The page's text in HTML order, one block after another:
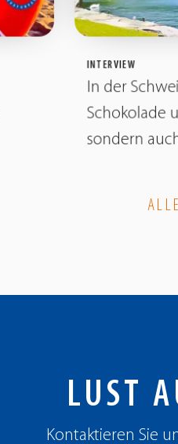
INTERVIEW
In der
Schokolade
sondern
LUST
Kontaktieren Sie